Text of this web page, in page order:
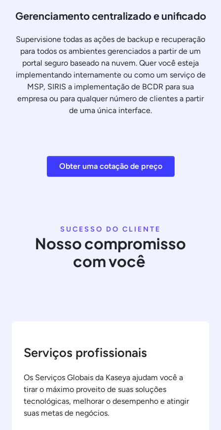
Gerenciamento centralizado e unificado
Supervisione todas as ações de backup e recuperação
para todos os ambientes gerenciados a partir de um
portal seguro baseado na nuvem. Quer você esteja
implementando internamente ou como um serviço de
MSP, SIRIS a implementação de BCDR para sua
empresa ou para qualquer número de clientes a partir
de uma única interface.
Obter uma cotação de preço
SUCESSO DO CLIENTE
Nosso compromisso
com você
Serviços profissionais
Os Serviços Globais da Kaseya ajudam você a
tirar o máximo proveito de suas soluções
tecnológicas, melhorar o desempenho e atingir
suas metas de negócios.